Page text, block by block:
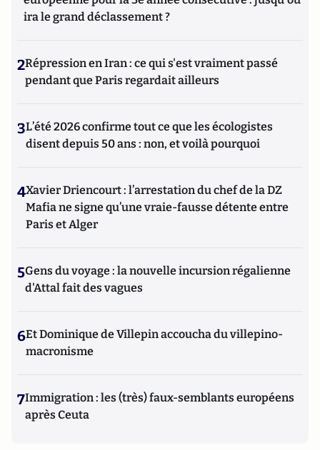
ira le grand déclassement ?
2Répression en Iran : ce qui s'est vraiment passé
pendant que Paris regardait ailleurs
3L’été 2026 confirme tout ce que les écologistes
disent depuis 50 ans : non, et voilà pourquoi
4Xavier Driencourt : l’arrestation du chef de la DZ
Mafia ne signe qu’une vraie-fausse détente entre
Paris et Alger
5Gens du voyage : la nouvelle incursion régalienne
d'Attal fait des vagues
6Et Dominique de Villepin accoucha du villepino-
macronisme
7Immigration : les (très) faux-semblants européens
après Ceuta